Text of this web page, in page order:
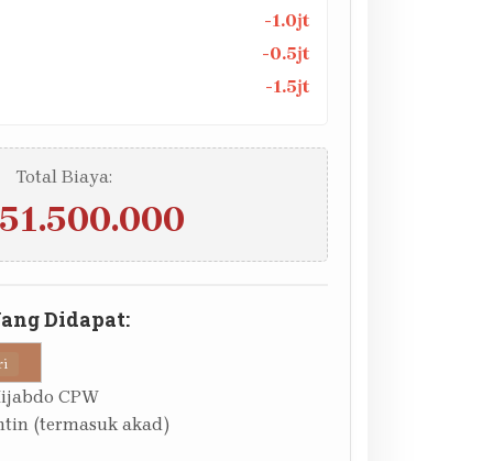
-1.0jt
-0.5jt
-1.5jt
Total Biaya:
Didapat:
CPW
(termasuk akad)